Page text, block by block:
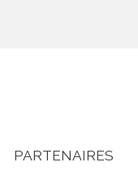
PARTENAIRES